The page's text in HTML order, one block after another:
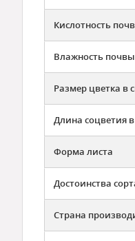
Кислотность
Влажность почвы
Размер цветка в
Длина соцветия
Форма листа
Достоинства
Страна